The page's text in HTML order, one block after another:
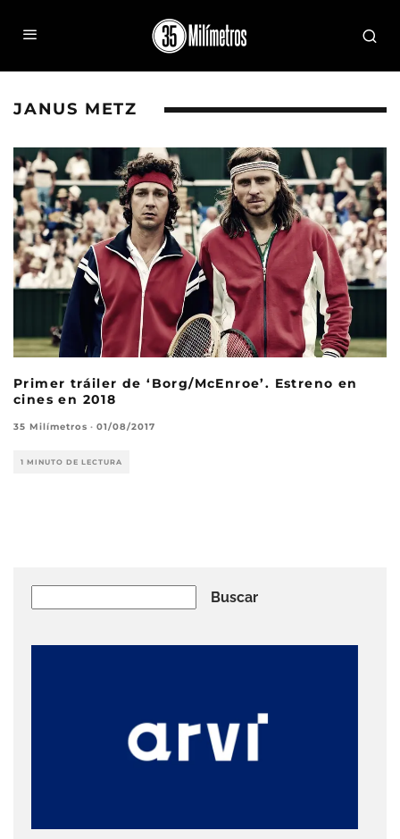
JANUS METZ
Primer tráiler de ‘Borg/McEnroe’. Estreno en
cines en 2018
35 Milímetros · 01/08/2017
1 MINUTO DE LECTURA
Buscar